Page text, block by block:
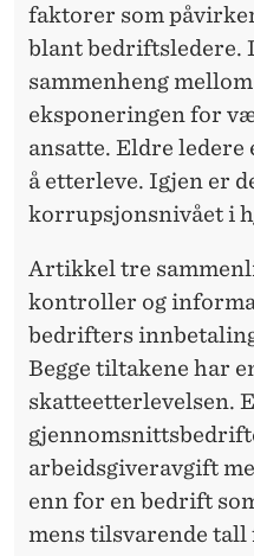
faktorer som
blant bedriftsledere.
sammenheng
eksponeringen for
ansatte. Eldre
å etterleve. Igjen er
korrupsjonsnivået i
Artikkel tre
kontroller og
bedrifters
Begge tiltakene har
skatteetterlevelsen.
arbeidsgiveravgift
enn for en bedrift
mens tilsvarende